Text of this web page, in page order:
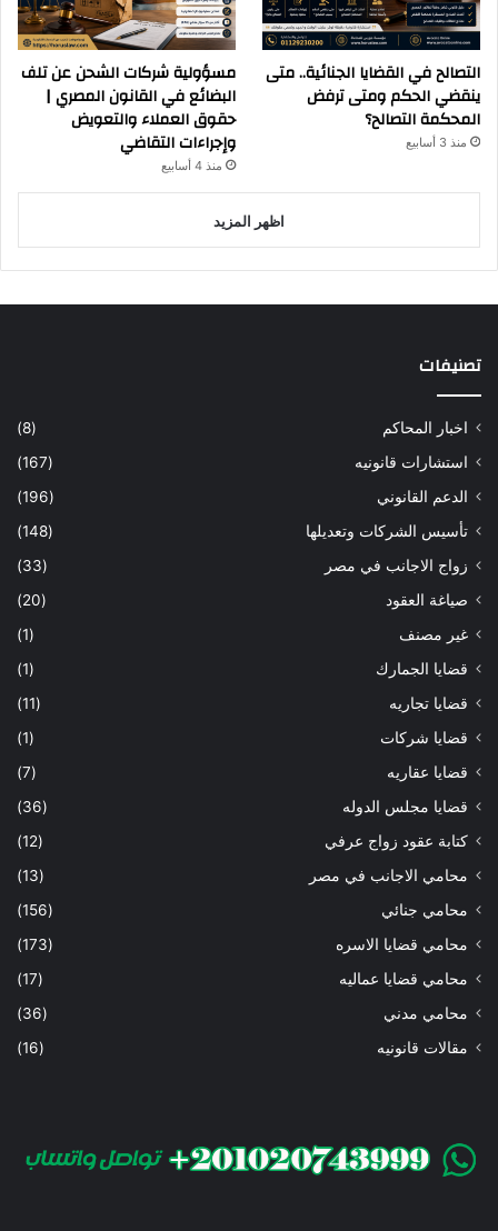
التصالح في القضايا الجنائية.. متى
ينقضي الحكم ومتى ترفض
المحكمة التصالح؟
منذ 3 أسابيع
مسؤولية شركات الشحن عن تلف
البضائع في القانون المصري |
حقوق العملاء والتعويض
وإجراءات التقاضي
منذ 4 أسابيع
اظهر المزيد
تصنيفات
اخبار المحاكم
(8)
استشارات قانونيه
(167)
الدعم القانوني
(196)
تأسيس الشركات وتعديلها
(148)
زواج الاجانب في مصر
(33)
صياغة العقود
(20)
غير مصنف
(1)
قضايا الجمارك
(1)
قضايا تجاريه
(11)
قضايا شركات
(1)
قضايا عقاريه
(7)
قضايا مجلس الدوله
(36)
كتابة عقود زواج عرفي
(12)
محامي الاجانب في مصر
(13)
محامي جنائي
(156)
محامي قضايا الاسره
(173)
محامي قضايا عماليه
(17)
محامي مدني
(36)
مقالات قانونيه
(16)